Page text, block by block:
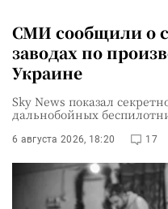
СМИ сообщили о
заводах по
Украине
Sky News показал
дальнобойных
6 августа 2026, 18:20 17